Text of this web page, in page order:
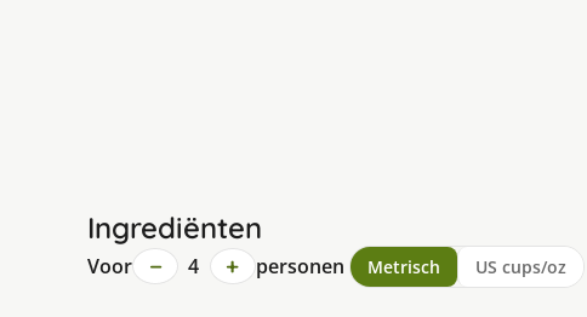
Ingrediënten
Voor − 4 + personen Metrisch US cups/oz